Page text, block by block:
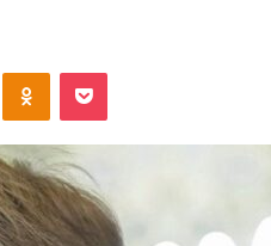
Odnoklassniki
Pocket